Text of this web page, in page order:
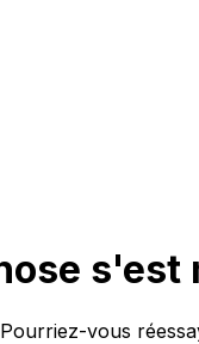
s'est
vous